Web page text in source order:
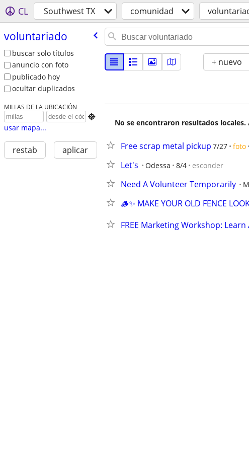
CL Southwest TX comunidad
voluntariado
buscar solo títulos
anuncio con foto
publicado hoy
ocultar duplicados
MILLAS DE LA UBICACIÓN

usar mapa...
restab aplicar
+ nuevo
No se encontraron resultados
Free scrap metal pickup 7/27 foto
Let's Odessa 8/4 esconder
Need A Volunteer Temporarily
🪵✨ MAKE YOUR OLD FENCE
FREE Marketing Workshop: